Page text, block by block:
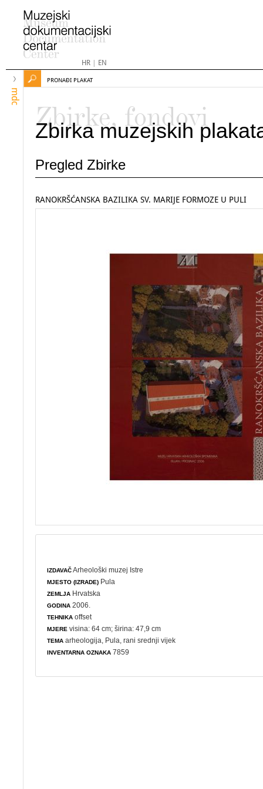
HR| EN
mdc
PRONAĐI PLAKAT
Zbirke, fondovi
Zbirka muzejskih
Pregled Zbirke
RANOKRŠĆANSKA BAZILIKA SV. MARIJE FORMOZE U PULI
IZDAVAČArheološki muzej Istre
MJESTO (IZRADE) Pula
ZEMLJA Hrvatska
GODINA 2006.
TEHNIKA offset
MJERE visina: 64 cm; širina: 47,9 cm
TEMA arheologija , Pula, rani srednji vijek
INVENTARNA OZNAKA 7859